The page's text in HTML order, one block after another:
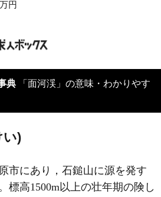
円
典
い)
市にあり，石鎚山に源を発す
標高1500m以上の壮年期の険し